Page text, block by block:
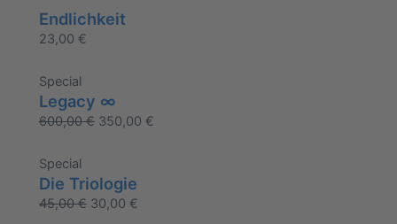
Endlichkeit
23,00 €
Special
Legacy ∞
600,00€ 350,00 €
Special
Die Triologie
45,00€ 30,00 €